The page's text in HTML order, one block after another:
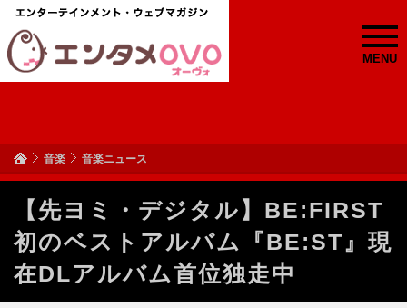
MENU
音楽 音楽ニュース
【先ヨミ・デジタル】BE:FIRST
初のベストアルバム『BE:ST』現
在DLアルバム首位独走中